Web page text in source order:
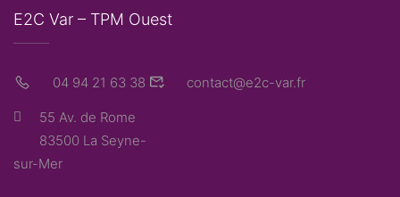
E2C Var – TPM Ouest
04 94 21 63 38 contact@e2c-var.fr
55 Av. de Rome
83500 La Seyne-
sur-Mer